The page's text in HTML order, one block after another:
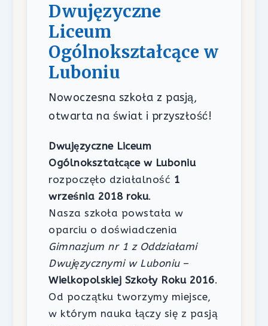
Dwujęzyczne
Liceum
Ogólnokształcące w
Luboniu
Nowoczesna szkoła z pasją,
otwarta na świat i przyszłość!
Dwujęzyczne Liceum
Ogólnokształcące w Luboniu
rozpoczęło działalność 1
września 2018 roku.
Nasza szkoła powstała w
oparciu o doświadczenia
Gimnazjum nr 1 z Oddziałami
Dwujęzycznymi w Luboniu–
Wielkopolskiej Szkoły Roku 2016.
Od początku tworzymy miejsce,
w którym nauka łączy się z pasją